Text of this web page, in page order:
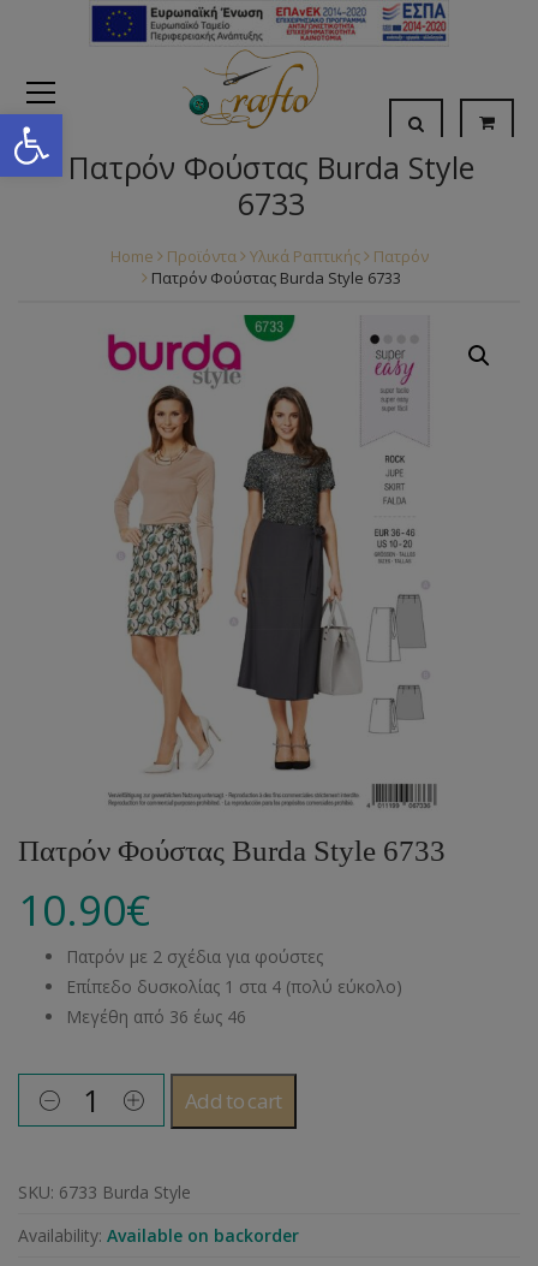
Open toolbar
Πατρόν Φούστας Burda Style
6733
Home Προϊόντα Υλικά Ραπτικής
Πατρόν
Πατρόν Φούστας Burda Style 6733
Πατρόν Φούστας Burda Style 6733
10.90€
Πατρόν με 2 σχέδια για φούστες
Επίπεδο δυσκολίας 1 στα 4 (πολύ εύκολο)
Μεγέθη από 36 έως 46
Add to cart
SKU: 6733 Burda Style
Availability: Available on backorder